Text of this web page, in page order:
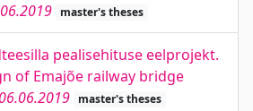
master's theses
pealisehituse eelprojekt.
of Emajõe railway bridge
06.06.2019 master's theses